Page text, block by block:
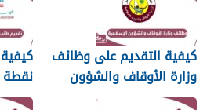
كيفية التقديم على وظائف
وزارة الأوقاف والشؤون
الإسلامية قطر 2026
نقطة